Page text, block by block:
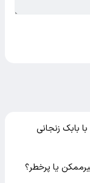
با بابک زنجانی
یا پرخطر؟